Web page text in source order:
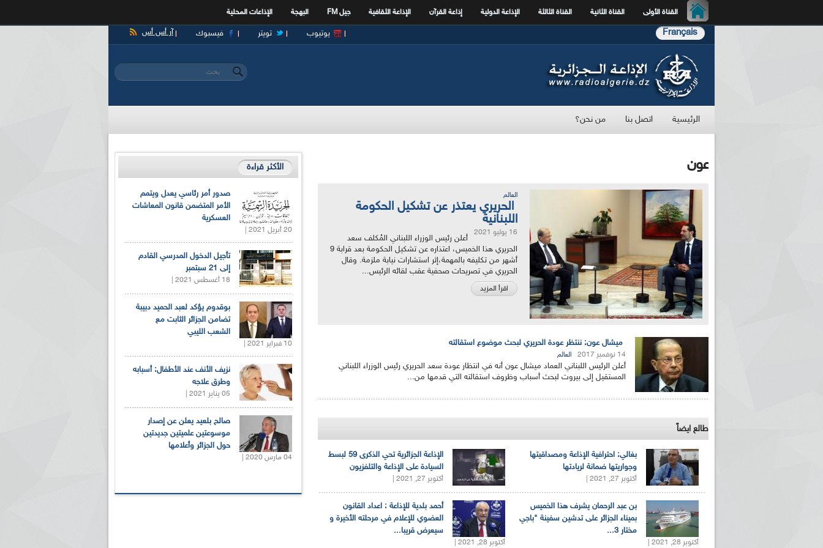
القناة الأولى القناة الثانية القناة الثالثة الإذاعة الدولية إذاعة القرآن الإذاعة الثقافية جيل FM البهجة الإذاعات المحلية
Français آر أس أس فيسبوك تويتر يوتيوب
استمارة البحث
‏بحث ‏
الرئيسية اتصل بنا من نحن؟
عون
العالم
الحريري يعتذر عن تشكيل الحكومة
اللبنانية
16 يوليو 2021
أعلن رئيس الوزراء اللبناني المُكلف سعد
الحريري هذا الخميس، اعتذاره عن تشكيل الحكومة بعد قرابة 9
أشهر من تكليفه بالمهمة،إثر استشارات نيابة ملزمة. وقال
الحريري في تصريحات صحفية عقب لقائه الرئيس...
اقرأ المزيد
ميشال عون: ننتظر عودة الحريري لبحث موضوع استقالته
14 نوفمبر 2017 العالم
أعلن الرئيس اللبناني العماد ميشال عون أنه في انتظار عودة سعد الحريري رئيس الوزراء اللبناني
المستقيل إلى بيروت لبحث أسباب وظروف استقالته التي قدمها من...
طالع ايضاً
الإذاعة الجزائرية تحي الذكرى 59 لبسط
السيادة على الإذاعة والتلفزيون
أكتوبر 27, 2021 |
بغالي: احترافية الإذاعة ومصداقيتها
وجواريتها ضمانة لريادتها
أكتوبر 27, 2021 |
أحمد بلدية للإذاعة : اعداد القانون
العضوي للإعلام في مرحلته الأخيرة و
سيعرض قريبا...
أكتوبر 28, 2021 |
بن عبد الرحمان يشرف هذا الخميس
بميناء الجزائر على تدشين سفينة "باجي
مختار 3...
أكتوبر 28, 2021 |
الأكثر قراءة
صدور أمر رئاسي يعدل ويتمم
الأمر المتضمن قانون المعاشات
العسكرية
20 أبريل 2021 |
تأجيل الدخول المدرسي القادم
إلى 21 سبتمبر
18 أغسطس 2021 |
بوقدوم يؤكد لعبد الحميد دبيبة
تضامن الجزائر الثابت مع
الشعب الليبي
10 فبراير 2021 |
نزيف الأنف عند الأطفال: أسبابه
وطرق علاجه
05 يناير 2021 |
صالح بلعيد يعلن عن إصدار
موسوعتين علميتين جديدتين
حول الجزائر وأعلامها
04 مارس 2020 |